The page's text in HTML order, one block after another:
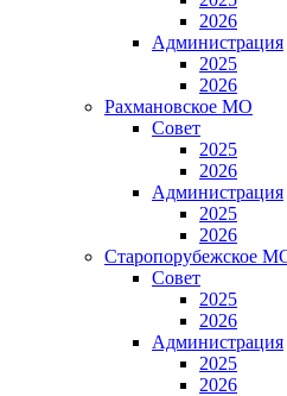
2026
Администрация
2025
2026
Рахмановское МО
Совет
2025
2026
Администрация
2025
2026
Старопорубежское
Совет
2025
2026
Администрация
2025
2026